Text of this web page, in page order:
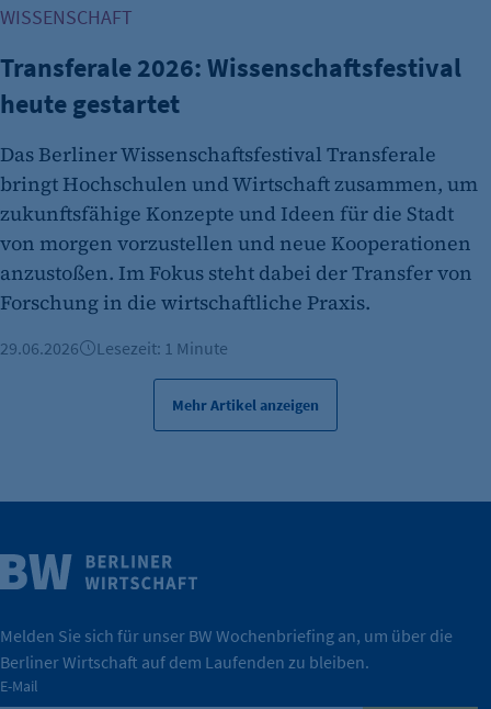
Anbieter:
etracker GmbH
Zweck:
Erkennung, ob bei dem Besucher die
Scrolltiefe gemessen wird.
Cookie Laufzeit:
24 Std.
konkret bedeutet – und wie die IHK Berlin Unternehmen
tatsächlich unterstützt.
Wirtschaft.
Weitere Infos
WISSENSCHAFT
Transferale 2026: Wissenschaftsfestival
heute gestartet
Das Berliner Wissenschaftsfestival Transferale
bringt Hochschulen und Wirtschaft zusammen, um
zukunftsfähige Konzepte und Ideen für die Stadt
von morgen vorzustellen und neue Kooperationen
anzustoßen. Im Fokus steht dabei der Transfer von
Forschung in die wirtschaftliche Praxis.
29.06.2026 Lesezeit: 1 Minute
Mehr Artikel anzeigen
Melden Sie sich für unser BW Wochenbriefing an, um über die
Berliner Wirtschaft auf dem Laufenden zu bleiben.
E-Mail